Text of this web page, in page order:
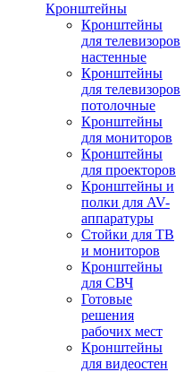
Кронштейны
Кронштейны
для телевизоров
настенные
Кронштейны
для телевизоров
потолочные
Кронштейны
для мониторов
Кронштейны
для проекторов
Кронштейны и
полки для AV-
аппаратуры
Стойки для ТВ
и мониторов
Кронштейны
для СВЧ
Готовые
решения
рабочих мест
Кронштейны
для видеостен